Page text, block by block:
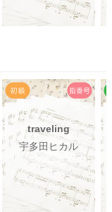
traveling
宇多田ヒカル